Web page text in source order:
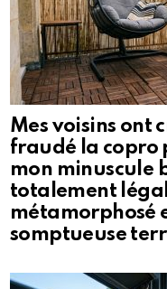
Mes voisins ont
fraudé la copro
mon minuscule
totalement
métamorphosé
somptueuse